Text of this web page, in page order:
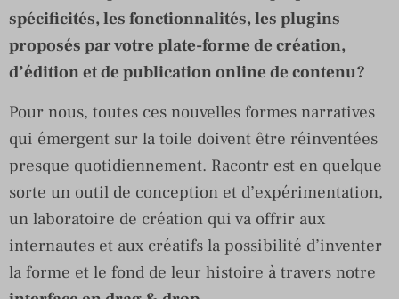
spécificités, les fonctionnalités, les plugins
proposés par votre plate-forme de création,
d’édition et de publication online de contenu?
Pour nous, toutes ces nouvelles formes narratives
qui émergent sur la toile doivent être réinventées
presque quotidiennement. Racontr est en quelque
sorte un outil de conception et d’expérimentation,
un laboratoire de création qui va offrir aux
internautes et aux créatifs la possibilité d’inventer
la forme et le fond de leur histoire à travers notre